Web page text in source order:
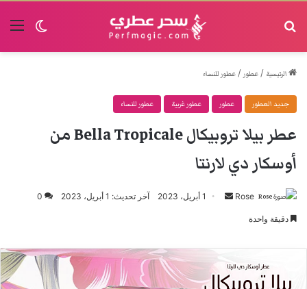
الوضع
الرئيسية /عطور/عطور للنساء
جديد العطور عطور عطور غربية عطور للنساء
عطر بيلا تروبيكال Bella Tropicale من
أوسكار دي لارنتا
Rose
أرسل
1 أبريل، 2023 آخر تحديث: 1 أبريل، 2023 0
دقيقة واحدة